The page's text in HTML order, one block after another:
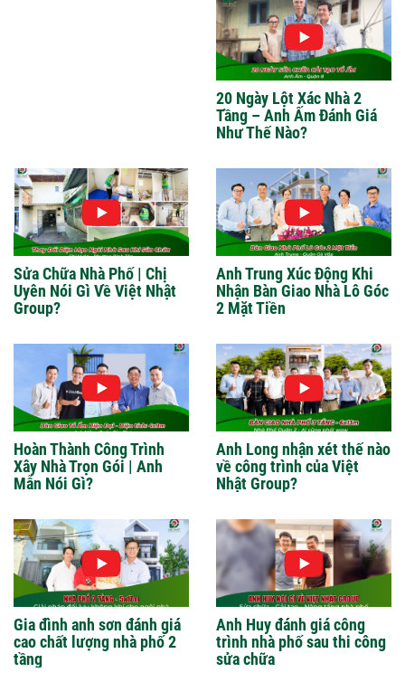
20 Ngày Lột Xác Nhà 2
Tầng – Anh Ấm Đánh Giá
Như Thế Nào?
Sửa Chữa Nhà Phố | Chị
Uyên Nói Gì Về Việt Nhật
Group?
Anh Trung Xúc Động Khi
Nhận Bàn Giao Nhà Lô Góc
2 Mặt Tiền
Hoàn Thành Công Trình
Xây Nhà Trọn Gói | Anh
Mẫn Nói Gì?
Anh Long nhận xét thế nào
về công trình của Việt
Nhật Group?
Gia đình anh sơn đánh giá
cao chất lượng nhà phố 2
tầng
Anh Huy đánh giá công
trình nhà phố sau thi công
sửa chữa